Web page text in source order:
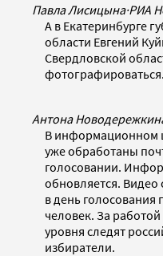
Павла Лисицына·РИА
А в Екатеринбурге
области Евгений
Свердловской
фотографироваться.
Антона
В информационном
уже обработаны
голосовании.
обновляется. Видео
в день
человек. За
уровня следят
избиратели.